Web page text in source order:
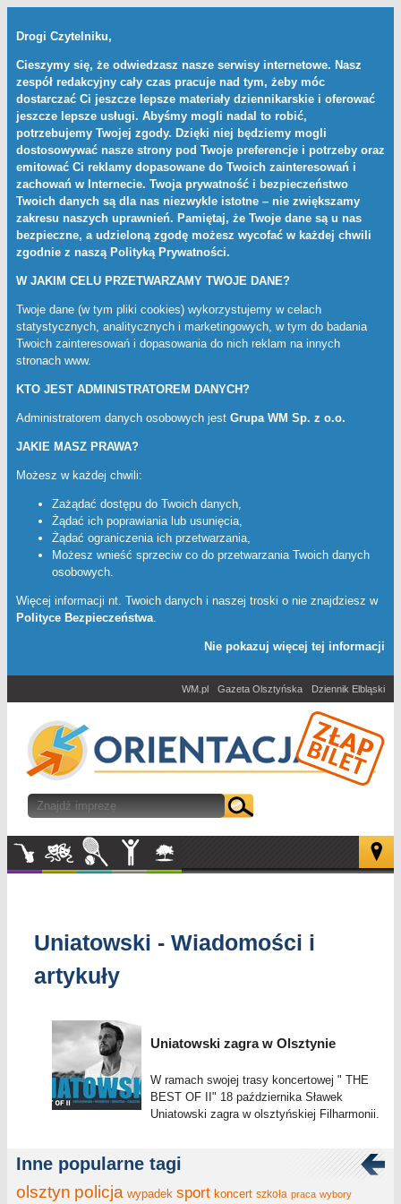
Drogi Czytelniku,
Cieszymy się, że odwiedzasz nasze serwisy internetowe. Nasz
zespół redakcyjny cały czas pracuje nad tym, żeby móc
dostarczać Ci jeszcze lepsze materiały dziennikarskie i oferować
jeszcze lepsze usługi. Abyśmy mogli nadal to robić,
potrzebujemy Twojej zgody. Dzięki niej będziemy mogli
dostosowywać nasze strony pod Twoje preferencje i potrzeby oraz
emitować Ci reklamy dopasowane do Twoich zainteresowań i
zachowań w Internecie. Twoja prywatność i bezpieczeństwo
Twoich danych są dla nas niezwykle istotne – nie zwiększamy
zakresu naszych uprawnień. Pamiętaj, że Twoje dane są u nas
bezpieczne, a udzieloną zgodę możesz wycofać w każdej chwili
zgodnie z naszą Polityką Prywatności.
W JAKIM CELU PRZETWARZAMY TWOJE DANE?
Twoje dane (w tym pliki cookies) wykorzystujemy w celach
statystycznych, analitycznych i marketingowych, w tym do badania
Twoich zainteresowań i dopasowania do nich reklam na innych
stronach www.
KTO JEST ADMINISTRATOREM DANYCH?
Administratorem danych osobowych jest Grupa WM Sp. z o.o.
JAKIE MASZ PRAWA?
Możesz w każdej chwili:
Zażądać dostępu do Twoich danych,
Żądać ich poprawiania lub usunięcia,
Żądać ograniczenia ich przetwarzania,
Możesz wnieść sprzeciw co do przetwarzania Twoich danych
osobowych.
Więcej informacji nt. Twoich danych i naszej troski o nie znajdziesz w
Polityce Bezpieczeństwa.
Nie pokazuj więcej tej informacji
Dziennik Elbląski
Gazeta Olsztyńska
WM.pl
MuzykaKultura Sport Inne
Uniatowski - Wiadomości i
artykuły
Uniatowski zagra w Olsztynie
W ramach swojej trasy koncertowej " THE
BEST OF II" 18 października Sławek
Uniatowski zagra w olsztyńskiej Filharmonii.
Inne popularne tagi
olsztyn policja wypadek sport koncert szkoła praca wybory